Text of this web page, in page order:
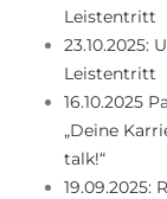
Leistentritt
23.10.2025:
Leistentritt
16.10.2025
„Deine
talk!“
19.09.2025: